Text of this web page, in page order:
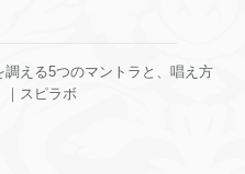
調える5つのマントラと、唱え方
｜スピラボ